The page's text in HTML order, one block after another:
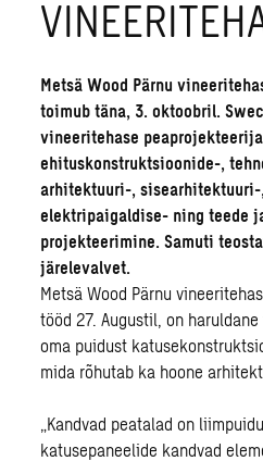
Metsä Wood Pärnu
toimub täna, 3. oktoobril.
vineeritehase
ehituskonstruktsioonide-,
arhitektuuri-, sisearhitektuuri-,
elektripaigaldise- ning teede
projekteerimine. Samuti
järelevalvet.
Metsä Wood Pärnu
tööd 27. Augustil, on
oma puidust
mida rõhutab ka hoone
„Kandvad peatalad on
katusepaneelide kandvad